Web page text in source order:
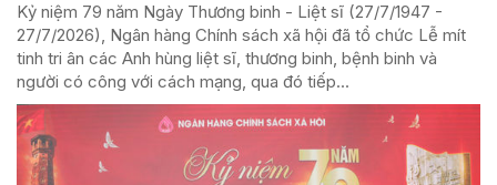
Kỷ niệm 79 năm Ngày Thương binh - Liệt sĩ (27/7/1947 -
27/7/2026), Ngân hàng Chính sách xã hội đã tổ chức Lễ mít
tinh tri ân các Anh hùng liệt sĩ, thương binh, bệnh binh và
người có công với cách mạng, qua đó tiếp...